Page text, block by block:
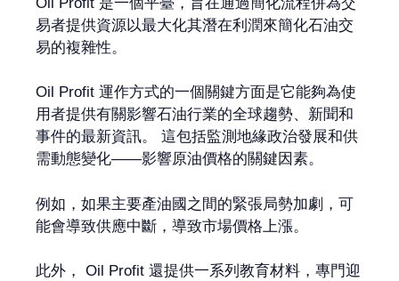
易者提供資源以最大化其潛在利潤來簡化石油交
易的複雜性。
Oil Profit 運作方式的一個關鍵方面是它能夠為使
用者提供有關影響石油行業的全球趨勢、新聞和
事件的最新資訊。 這包括監測地緣政治發展和供
需動態變化——影響原油價格的關鍵因素。
例如，如果主要產油國之間的緊張局勢加劇，可
能會導致供應中斷，導致市場價格上漲。
此外， Oil Profit 還提供一系列教育材料，專門迎